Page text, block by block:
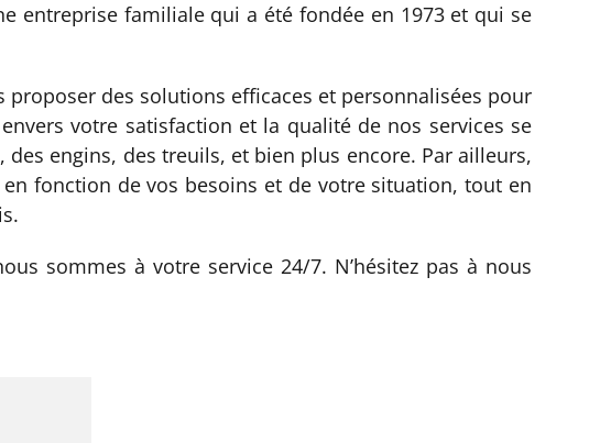
entreprise familiale qui a été fondée en 1973 et qui se
des solutions efficaces et personnalisées pour
votre satisfaction et la qualité de nos services se
engins, des treuils, et bien plus encore. Par ailleurs,
fonction de vos besoins et de votre situation, tout en
sommes à votre service 24/7. N’hésitez pas à nous